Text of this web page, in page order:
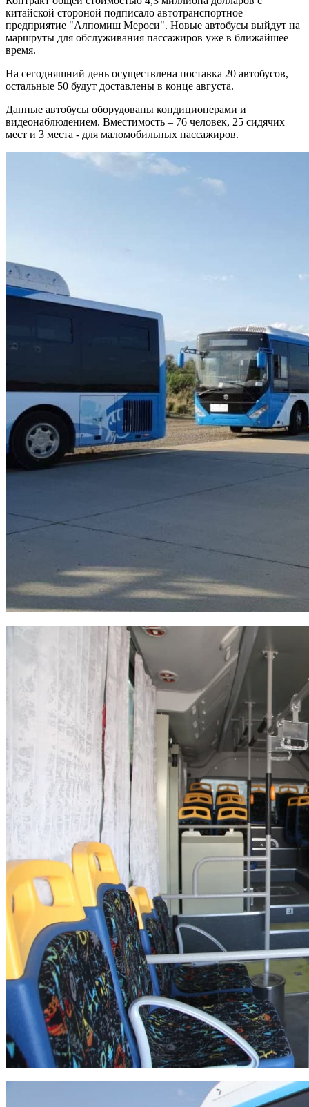
китайской стороной подписало автотранспортное
предприятие "Алпомиш Мероси". Новые автобусы выйдут на
маршруты для обслуживания пассажиров уже в ближайшее
время.
На сегодняшний день осуществлена поставка 20 автобусов,
остальные 50 будут доставлены в конце августа.
Данные автобусы оборудованы кондиционерами и
видеонаблюдением. Вместимость – 76 человек, 25 сидячих
мест и 3 места - для маломобильных пассажиров.